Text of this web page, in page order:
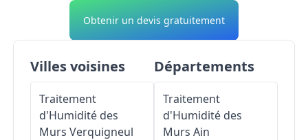
Obtenir un devis gratuitement
Villes voisines
Traitement
d'Humidité des
Murs Verquigneul
Départements
Traitement
d'Humidité des
Murs Ain